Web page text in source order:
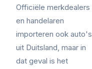
Officiële merkdealers
en handelaren
importeren ook auto's
uit Duitsland, maar in
dat geval is het